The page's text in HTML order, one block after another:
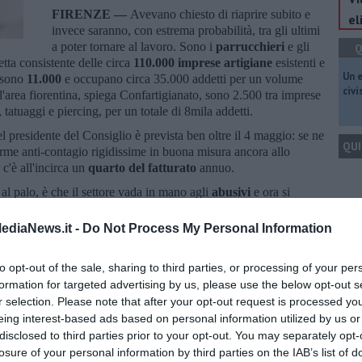
- Do Not Process My Personal Information
opt-out of the sale, sharing to third parties, or processing of your
for targeted advertising by us, please use the below opt-out
selection. Please note that after your opt-out request is processed
interest-based ads based on personal information utilized by us
to third parties prior to your opt-out. You may separately
of your personal information by third parties on the IAB’s list of
FIRENZE — Avevano chiesto di riaprire subito e
invece saranno, con estrema probabilità, tra gli ultimi
a poter tornare al lavoro. Sono i parrucchieri e gli
consistente delle circa 110.000 imprese artigiane esistenti e
11.000 e occupano circa 35.000 addetti per un volume
fiorentina, spiega Confartigianato, sono 2.500 tra imprese
e piercing, per un totale di 8mila addetti.
presidente del Consiglio è prevista ben oltre il 4 maggio: se ne
anti-contagio rigidissime in buona misura ancora allo
c'è all'incirca un quarto del fatturato annuo.
palo, è che il settore vada in mano agli abusivi e ora si
anche da altri settori. "Così ci ammazzate", si legge in
parte di un più ampio panorama che a livello nazionale,
e oltre260mila addetti, che partecipano "in maniera
essenziale per garantire il benessere della popolazione -
​Un
QUI